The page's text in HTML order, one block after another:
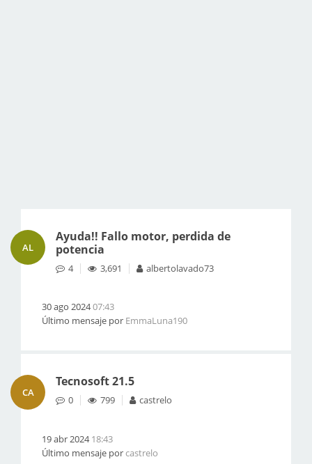
AL
Ayuda!! Fallo motor, perdida de
potencia
4 3,691 albertolavado73
30 ago 202407:43
Último mensaje por EmmaLuna190
CA
Tecnosoft 21.5
0 799 castrelo
19 abr 202418:43
Último mensaje porcastrelo